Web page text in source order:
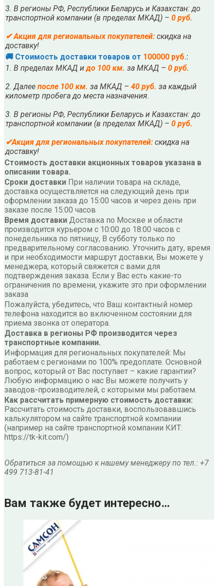
3. В регионы РФ, Республики Беларусь и Казахстан: до
транспортной компании (в пределах МКАД) – 0 руб.
✔ Акция для региональных покупателей: скидка на
доставку!
🚚 Стоимость доставки товаров от 100000 руб.:
1. В пределах МКАД идо 100 км. за МКАД – 0 руб.
2. Далее после 100 км. за МКАД – 40 руб. за каждый
километр пробега до места назначения.
3. В регионы РФ, Республики Беларусь и Казахстан: до
транспортной компании (в пределах МКАД) – 0 руб.
✔Акция для региональных покупателей: скидка на
доставку!
Стоимость доставки акционных товаров указана в
описании товара.
Сроки доставки При наличии товара на складе,
доставка осуществляется на следующий день при
оформлении заказа до 15:00 часов и через день при
заказе после 15:00 часов
Время доставки Доставка по Москве и области
производится курьером с 10:00 до 18:00 часов с
понедельника по пятницу, В субботу только по
предварительному согласованию. Уточнить дату, время
и при необходимости маршрут доставки, Вы можете у
менеджера, который свяжется с вами для
подтверждения заказа. Если у Вас есть какие-то
ограничения по времени, укажите это при оформлении
заказа
Пожалуйста, убедитесь, что Ваш контактный номер
телефона находится во включенном состоянии для
приема звонка от оператора.
Доставка в регионы РФ производится через
транспортные компании.
Информация для региональных покупателей: Мы
работаем с регионами по 100% предоплате. Основной
вопрос, который от Вас поступает – какие гарантии?
Любую информацию о нас Вы можете получить у
заводов-производителей, с которыми мы работаем.
Как рассчитать примерную стоимость доставки:
Рассчитать стоимость доставки, воспользовавшись
калькулятором на сайте транспортной компании
(например на сайте транспортной компании КИТ:
https://tk-kit.com/)
Обратиться за помощью к нашему менеджеру по тел.: +7
499 713-81-41
Вам также будет интересно…